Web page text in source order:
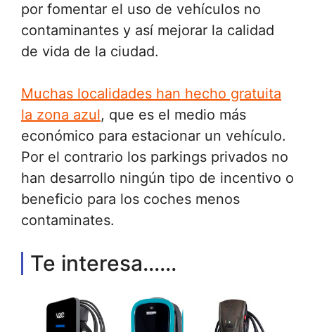
por fomentar el uso de vehículos no
contaminantes y así mejorar la calidad
de vida de la ciudad.
Muchas localidades han hecho gratuita
la zona azul, que es el medio más
económico para estacionar un vehículo.
Por el contrario los parkings privados no
han desarrollo ningún tipo de incentivo o
beneficio para los coches menos
contaminates.
Te interesa......